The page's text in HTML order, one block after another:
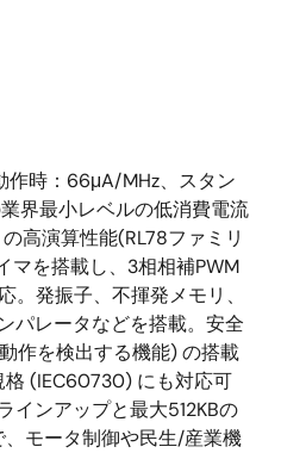
作時：66μA/MHz、スタン
界最小レベルの低消費電流
高演算性能(RL78ファミリ
マを搭載し、3相相補PWM
。発振子、不揮発メモリ、
パレータなどを搭載。安全
作を検出する機能) の搭載
(IEC60730) にも対応可
ンアップと最大512KBの
モータ制御や民生/産業機